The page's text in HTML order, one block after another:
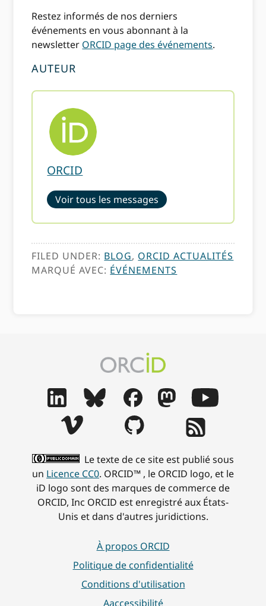
Restez informés de nos derniers
événements en vous abonnant à la
newsletter ORCID page des événements.
AUTEUR
ORCID
Voir tous les messages
FILED UNDER: BLOG, ORCID ACTUALITÉS
MARQUÉ AVEC: ÉVÉNEMENTS
Le texte de ce site est publié sous
un Licence CC0. ORCID™ , le ORCID logo, et le
iD logo sont des marques de commerce de
ORCID, Inc ORCID est enregistré aux États-
Unis et dans d'autres juridictions.
À propos ORCID
Politique de confidentialité
Conditions d'utilisation
Aaccessibilité